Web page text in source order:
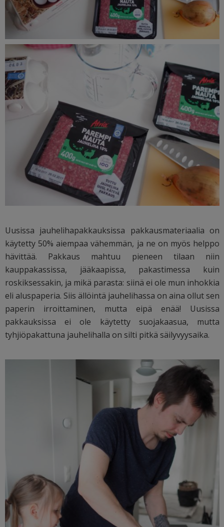
Uusissa jauhelihapakkauksissa pakkausmateriaalia on
käytetty 50% aiempaa vähemmän, ja ne on myös helppo
hävittää. Pakkaus mahtuu pieneen tilaan niin
kauppakassissa, jääkaapissa, pakastimessa kuin
roskiksessakin, ja mikä parasta: siinä ei ole mun inhokkia
eli aluspaperia. Siis ällöintä jauhelihassa on aina ollut sen
paperin irroittaminen, mutta eipä enää! Uusissa
pakkauksissa ei ole käytetty suojakaasua, mutta
tyhjiöpakattuna jauhelihalla on silti pitkä säilyvyysaika.